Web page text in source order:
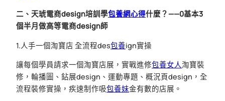
二、天琥電商design培訓學包養網心得什麼？——0基本3
個半月做高等電商design師
1.人手一個淘寶店 全流程des包養ign實操
讓每個學員請求一個淘寶店展，實戰進修包養女人淘寶裝
修，輪播圖、鉆展design、運動專題、概況頁design，全
流程裝修實操，疾速制作吸包養妹金有數的店展。